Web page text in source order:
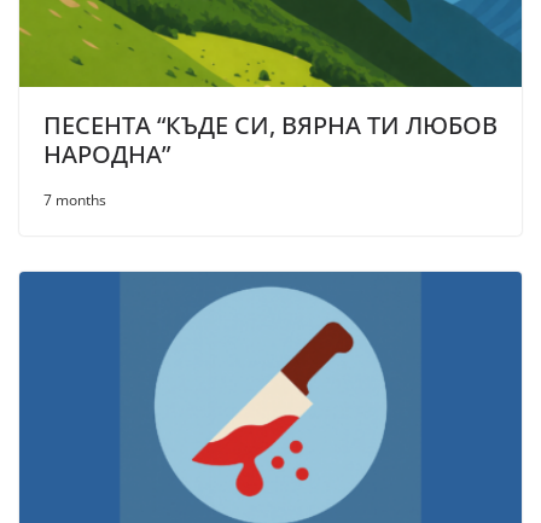
ПЕСЕНТА “КЪДЕ СИ, ВЯРНА ТИ ЛЮБОВ
НАРОДНА”
7 months